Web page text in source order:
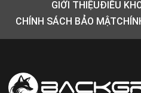
GIỚI THIỆUĐIỀU
CHÍNH SÁCH BẢO MẬT